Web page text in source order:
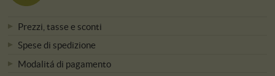
Prezzi, tasse e sconti
Spese di spedizione
Modalitá di pagamento